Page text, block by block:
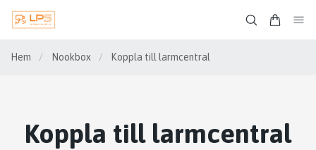
Hem / Nookbox / Koppla till larmcentral
Koppla till larmcentral